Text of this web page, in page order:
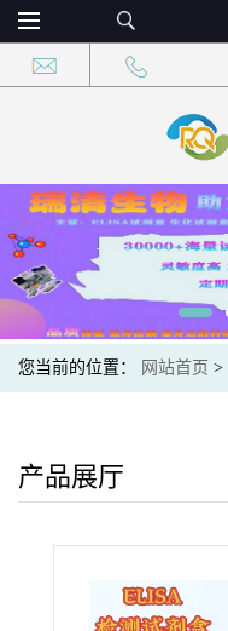
您当前的位置： 网站首页 >
产品展厅